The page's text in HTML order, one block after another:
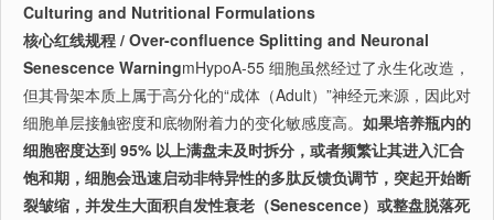
Culturing and Nutritional Formulations
核心红线规程 / Over-confluence Splitting and Neuronal
Senescence WarningmHypoA-55 细胞虽然经过了永生化改造，
但其骨架本质上属于高分化的“成体（Adult）”神经元来源，因此对
细胞单层接触密度和底物附着力的变化敏感度高。 如果培养瓶内的
细胞密度达到 95% 以上满盘未及时拆分，或者频繁让其进入汇合
饱和期，细胞会迅速启动非特异性的多肽反馈负调节，突起开始断
裂皱缩，并发生大面积自发性衰老（Senescence）或整盘脱落死